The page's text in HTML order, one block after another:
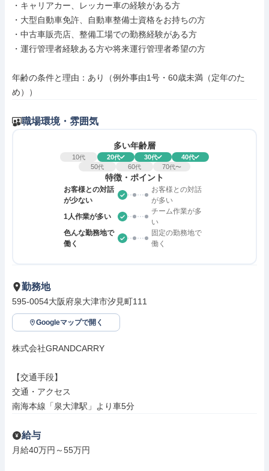
・キャリアカー、レッカー車の経験がある方
・大型自動車免許、自動車整備士資格をお持ちの方
・中古車販売店、整備工場での勤務経験がある方
・運行管理者経験ある方や将来運行管理者希望の方
年齢の条件と理由：あり（例外事由1号・60歳未満（定年のた
め））
職場環境・雰囲気
多い年齢層
10代 20代 30代 40代
50代 60代 70代〜
特徴・ポイント
お客様との対話
が少ない
お客様との対話
が多い
1人作業が多い
チーム作業が多
い
色んな勤務地で
働く
固定の勤務地で
働く
勤務地
595-0054大阪府泉大津市汐見町111
Googleマップで開く
株式会社GRANDCARRY
【交通手段】
交通・アクセス
南海本線「泉大津駅」より車5分
給与
月給40万円～55万円